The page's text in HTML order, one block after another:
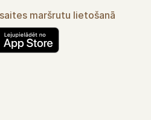
maršrutu lietošanā